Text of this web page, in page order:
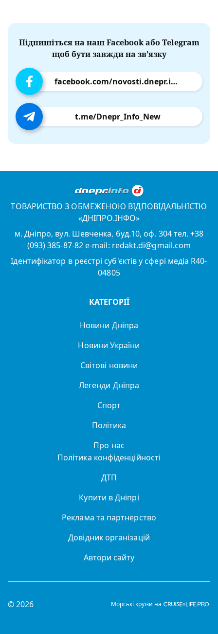
Підпишіться на наш Facebook або Telegram
щоб бути завжди на зв’язку
facebook.com/novosti.dnepr.info
t.me/Dnepr_Info_New
ТОВАРИСТВО З ОБМЕЖЕНОЮ ВІДПОВІДАЛЬНІСТЮ
«ДНІПРО.ІНФО»
м. Дніпро, вул. Шевченка, буд.10, оф. 304 тел. +38
(093) 385-87-82 e-mail: redakt.di@gmail.com
Ідентифікатор в реєстрі суб'єктів у сфері медіа R40-
04805
КАТЕГОРІЇ
Новини Дніпра
Новини України
Світові новини
Легенди Дніпра
Спорт
Політика
Про нас
Політика конфіденційності
ДТП
Купити в Дніпрі
Реклама та партнерство
Довідник організацій
Автори сайту
© 2026 Морські круїзи на